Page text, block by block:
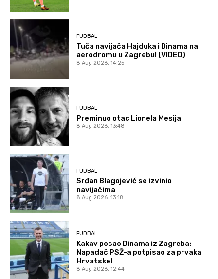
FUDBAL
Tuča navijača Hajduka i Dinama na
aerodromu u Zagrebu! (VIDEO)
8 Aug 2026. 14:25
FUDBAL
Preminuo otac Lionela Mesija
8 Aug 2026. 13:48
FUDBAL
Srđan Blagojević se izvinio
navijačima
8 Aug 2026. 13:18
FUDBAL
Kakav posao Dinama iz Zagreba:
Napadač PSŽ-a potpisao za prvaka
Hrvatske!
8 Aug 2026. 12:44